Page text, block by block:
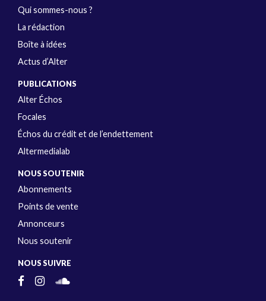
Qui sommes-nous ?
La rédaction
Boîte à idées
Actus d’Alter
PUBLICATIONS
Alter Échos
Focales
Échos du crédit et de l’endettement
Altermedialab
NOUS SOUTENIR
Abonnements
Points de vente
Annonceurs
Nous soutenir
NOUS SUIVRE